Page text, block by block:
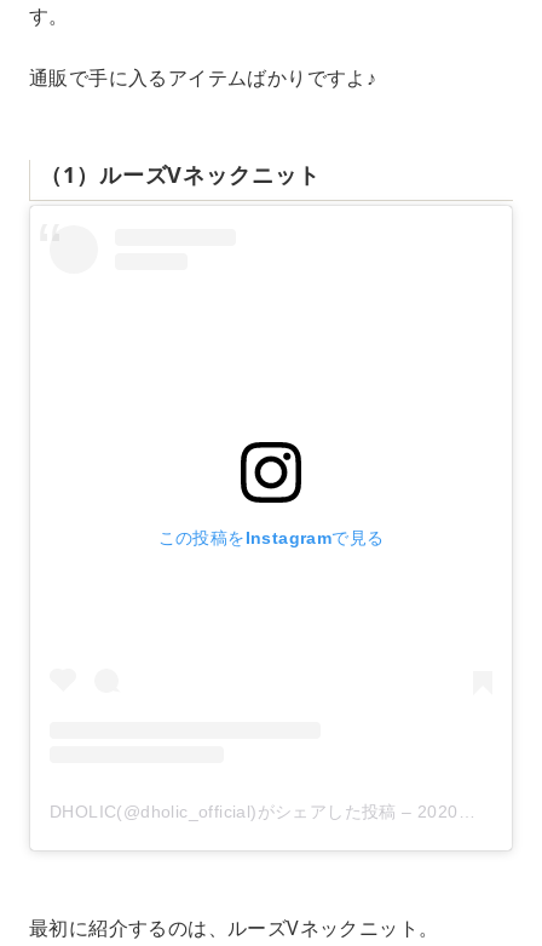
す。
通販で手に入るアイテムばかりですよ♪
（1）ルーズVネックニット
この投稿をInstagramで見る
DHOLIC(@dholic_official)がシェアした投稿 – 2020年 9月月27日午前5時01分PDT
最初に紹介するのは、ルーズVネックニット。